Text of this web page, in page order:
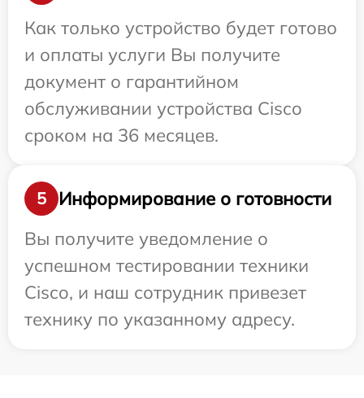
Как только устройство будет готово
и оплаты услуги Вы получите
документ о гарантийном
обслуживании устройства Cisco
сроком на 36 месяцев.
5
Информирование о готовности
Вы получите уведомление о
успешном тестировании техники
Cisco, и наш сотрудник привезет
технику по указанному адресу.